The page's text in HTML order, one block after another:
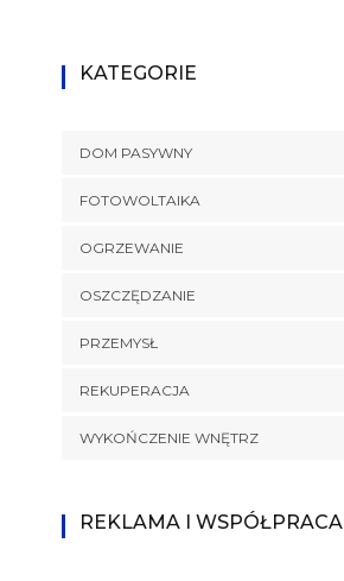
KATEGORIE
DOM PASYWNY
FOTOWOLTAIKA
OGRZEWANIE
OSZCZĘDZANIE
PRZEMYSŁ
REKUPERACJA
WYKOŃCZENIE WNĘTRZ
REKLAMA I WSPÓŁPRACA